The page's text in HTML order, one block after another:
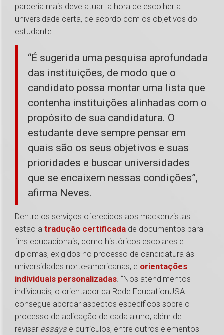
parceria mais deve atuar: a hora de escolher a
universidade certa, de acordo com os objetivos do
estudante.
“É sugerida uma pesquisa aprofundada
das instituições, de modo que o
candidato possa montar uma lista que
contenha instituições alinhadas com o
propósito de sua candidatura. O
estudante deve sempre pensar em
quais são os seus objetivos e suas
prioridades e buscar universidades
que se encaixem nessas condições”,
afirma Neves.
Dentre os serviços oferecidos aos mackenzistas
estão a tradução certificada de documentos para
fins educacionais, como históricos escolares e
diplomas, exigidos no processo de candidatura às
universidades norte-americanas, e orientações
individuais personalizadas. “Nos atendimentos
individuais, o orientador da Rede EducationUSA
consegue abordar aspectos específicos sobre o
processo de aplicação de cada aluno, além de
revisar essays e currículos, entre outros elementos